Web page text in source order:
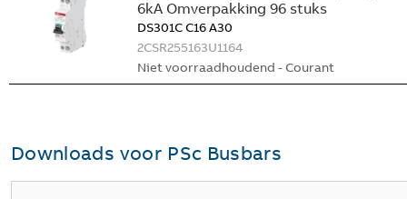
6kA Omverpakking 96 stuks
DS301C C16 A30
2CSR255163U1164
Niet voorraadhoudend - Courant
Downloads voor PSc Busbars